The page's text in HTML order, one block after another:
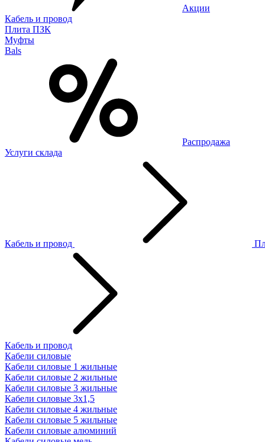
Акции
Кабель и провод
Плита ПЗК
Муфты
Bals
Распродажа
Услуги склада
Кабель и провод
Кабель и провод
Кабели силовые
Кабели силовые 1 жильные
Кабели силовые 2 жильные
Кабели силовые 3 жильные
Кабели силовые 3х1,5
Кабели силовые 4 жильные
Кабели силовые 5 жильные
Кабели силовые алюминий